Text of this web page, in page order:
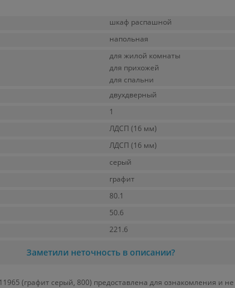
шкаф распашной
напольная
для жилой комнаты
для прихожей
для спальни
двухдверный
1
ЛДСП (16 мм)
ЛДСП (16 мм)
серый
графит
80.1
50.6
221.6
Заметили неточность в описании?
(графит серый, 800) предоставлена для ознакомления и